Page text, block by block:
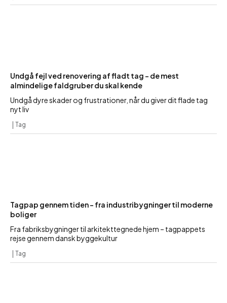
Undgå fejl ved renovering af fladt tag – de mest
almindelige faldgruber du skal kende
Undgå dyre skader og frustrationer, når du giver dit flade tag
nyt liv
Tag
Tagpap gennem tiden – fra industribygninger til moderne
boliger
Fra fabriksbygninger til arkitekttegnede hjem – tagpappets
rejse gennem dansk byggekultur
Tag